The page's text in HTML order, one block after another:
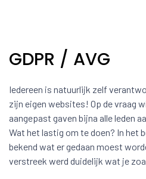
GDPR / AVG
Iedereen is natuurlijk zelf
zijn eigen websites! Op de vraag
aangepast gaven bijna alle leden
Wat het lastig om te doen? In het
bekend wat er gedaan moest
verstreek werd duidelijk wat je